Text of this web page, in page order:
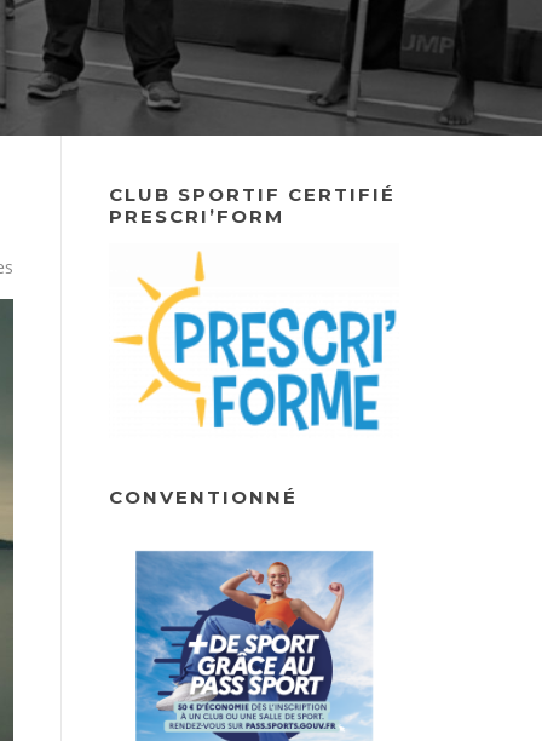
CLUB SPORTIF CERTIFIÉ
PRESCRI’FORM
CONVENTIONNÉ